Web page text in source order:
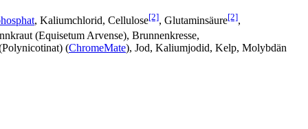
, Kaliumchlorid, Cellulose[2], Glutaminsäure[2],
(Equisetum Arvense), Brunnenkresse,
(ChromeMate), Jod, Kaliumjodid, Kelp, Molybdän